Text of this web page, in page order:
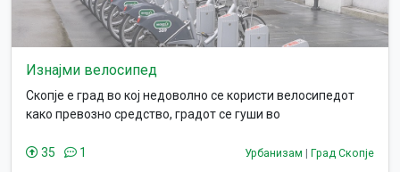
Изнајми велосипед
Скопје е град во кој недоволно се користи велосипедот
како превозно средство, градот се гуши во
гужвите предизвикани од огромниот број на автомобили.
35 1 Урбанизам | Град Скопје